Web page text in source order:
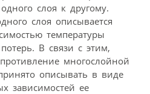
слоя к другому.
слоя описывается
температуры
В связи с этим,
многослойной
описывать в виде
зависимостей ее